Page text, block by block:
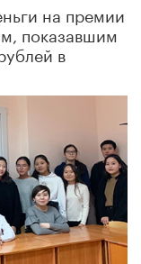
на премии
показавшим
в